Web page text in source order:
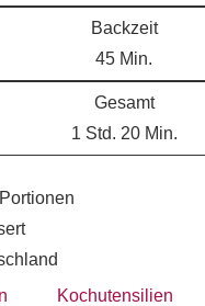
Backzeit
45 Min.
Gesamt
1 Std. 20 Min.
Portionen
Kochutensilien